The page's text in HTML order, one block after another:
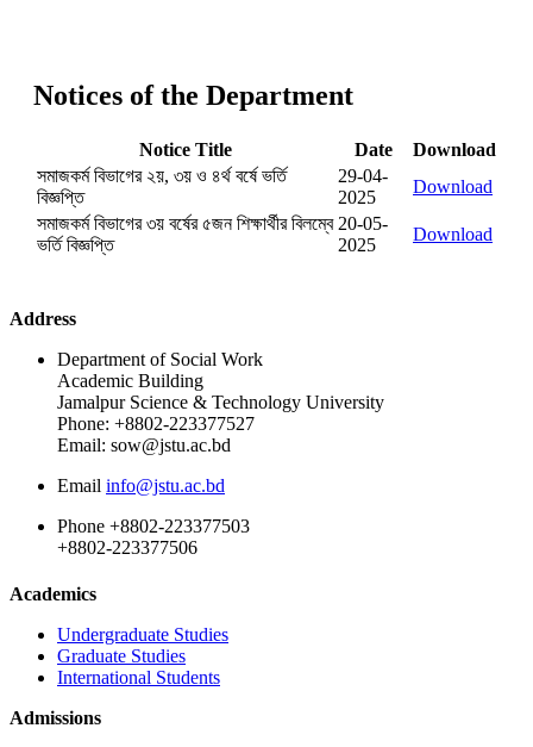
Notices of the Department
Notice Title Date
Download
সমাজকর্ম বিভাগের ২য়, ৩য় ও ৪র্থ বর্ষে ভর্তি
বিজ্ঞপ্তি
29-04-
2025
Download
সমাজকর্ম বিভাগের ৩য় বর্ষের ৫জন শিক্ষার্থীর বিলম্বে
ভর্তি বিজ্ঞপ্তি
20-05-
2025
Download
Address
Department of Social Work
Academic Building
Jamalpur Science & Technology University
Phone: +8802-223377527
Email: sow@jstu.ac.bd
Email info@jstu.ac.bd
Phone +8802-223377503
+8802-223377506
Academics
Undergraduate Studies
Graduate Studies
International Students
Admissions